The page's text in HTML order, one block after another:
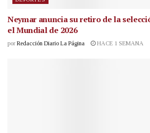
Neymar anuncia su retiro de la
el Mundial de 2026
por Redacción Diario La Página HACE 1 SEMANA